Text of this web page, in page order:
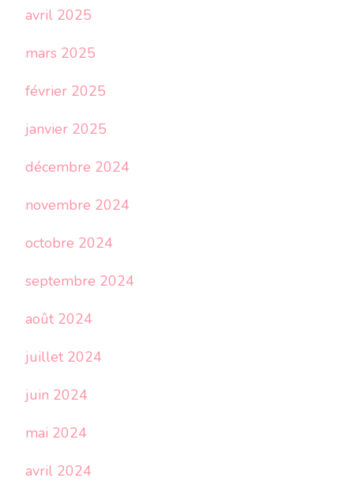
avril 2025
mars 2025
février 2025
janvier 2025
décembre 2024
novembre 2024
octobre 2024
septembre 2024
août 2024
juillet 2024
juin 2024
mai 2024
avril 2024